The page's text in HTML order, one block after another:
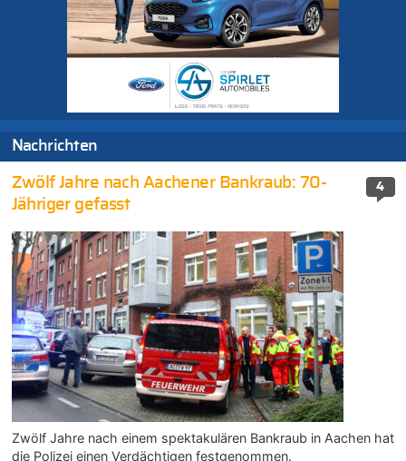
Nachrichten
4
Zwölf Jahre nach Aachener Bankraub: 70-
Jähriger gefasst
Zwölf Jahre nach einem spektakulären Bankraub in Aachen hat
die Polizei einen Verdächtigen festgenommen.